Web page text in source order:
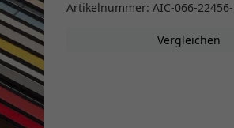
Artikelnummer: AIC-066-
Vergleichen